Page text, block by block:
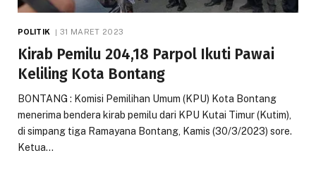
POLITIK 31 MARET 2023
Kirab Pemilu 204,18 Parpol Ikuti Pawai
Keliling Kota Bontang
BONTANG : Komisi Pemilihan Umum (KPU) Kota Bontang
menerima bendera kirab pemilu dari KPU Kutai Timur (Kutim),
di simpang tiga Ramayana Bontang, Kamis (30/3/2023) sore.
Ketua…